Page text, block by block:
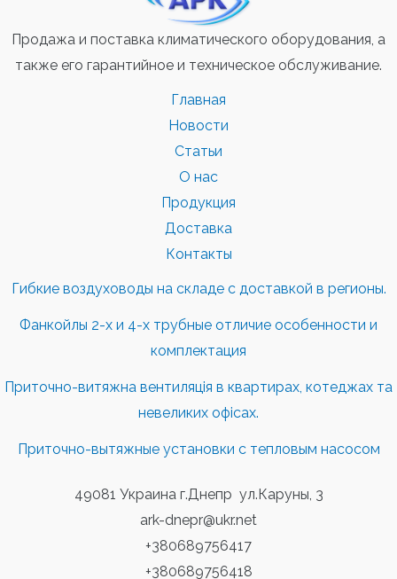
Продажа и поставка климатического оборудования, а
также его гарантийное и техническое обслуживание.
Главная
Новости
Статьи
О нас
Продукция
Доставка
Контакты
Гибкие воздуховоды на складе с доставкой в регионы.
Фанкойлы 2-х и 4-х трубные отличие особенности и
комплектация
Приточно-витяжна вентиляція в квартирах, котеджах та
невеликих офісах.
Приточно-вытяжные установки с тепловым насосом
49081 Украина г.Днепр ул.Каруны, 3
ark-dnepr@ukr.net
+380689756417
+380689756418